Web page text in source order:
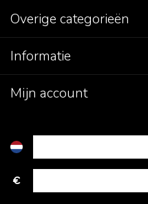
Overige categorieën
Informatie
Mijn account
€